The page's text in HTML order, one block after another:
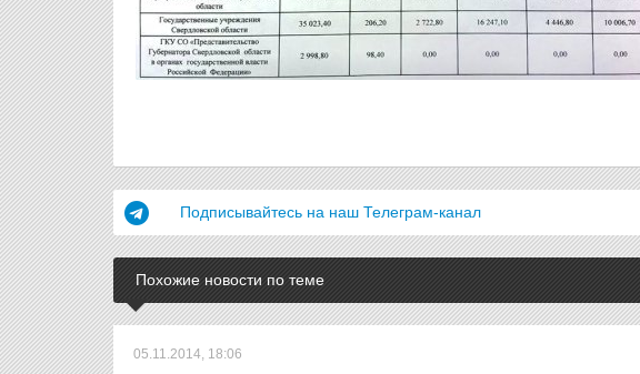
Подписывайтесь на наш Телеграм-канал
Похожие новости по теме
05.11.2014, 18:06